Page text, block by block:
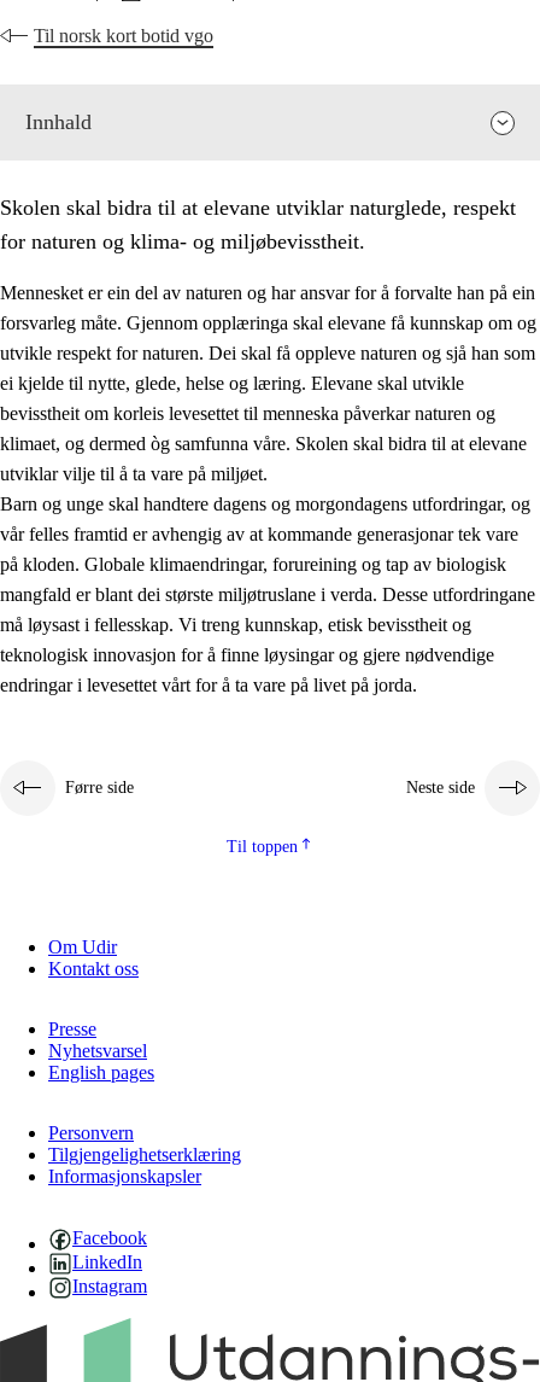
Til norsk kort botid vgo
Innhald
1. Verdigrunnlaget i opplæringa
1.1 Menneskeverdet
1.2 Identitet og kulturelt mangfald
1.3 Kritisk tenking og etisk bevisstheit
1.4 Skaparglede, engasjement og utforskartrong
1.5 Respekt for naturen og miljøbevisstheit
Skolen skal bidra til at elevane utviklar naturglede, respekt
for naturen og klima- og miljøbevisstheit.
Mennesket er ein del av naturen og har ansvar for å forvalte han på ein
forsvarleg måte. Gjennom opplæringa skal elevane få kunnskap om og
utvikle respekt for naturen. Dei skal få oppleve naturen og sjå han som
ei kjelde til nytte, glede, helse og læring. Elevane skal utvikle
bevisstheit om korleis levesettet til menneska påverkar naturen og
klimaet, og dermed òg samfunna våre. Skolen skal bidra til at elevane
utviklar vilje til å ta vare på miljøet.
Barn og unge skal handtere dagens og morgondagens utfordringar, og
vår felles framtid er avhengig av at kommande generasjonar tek vare
på kloden. Globale klimaendringar, forureining og tap av biologisk
mangfald er blant dei største miljøtruslane i verda. Desse utfordringane
må løysast i fellesskap. Vi treng kunnskap, etisk bevisstheit og
teknologisk innovasjon for å finne løysingar og gjere nødvendige
endringar i levesettet vårt for å ta vare på livet på jorda.
Førre side Neste side
Til toppen
Om Udir
Kontakt oss
Presse
Nyhetsvarsel
English pages
Personvern
Tilgjengelighetserklæring
Informasjonskapsler
Facebook
LinkedIn
Instagram